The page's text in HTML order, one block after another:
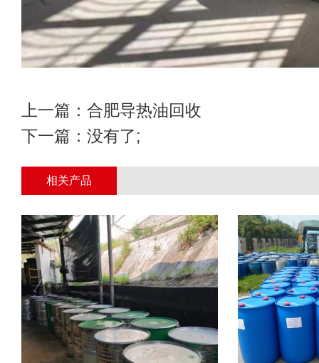
上一篇： 合肥导热油回收
下一篇：没有了;
相关产品